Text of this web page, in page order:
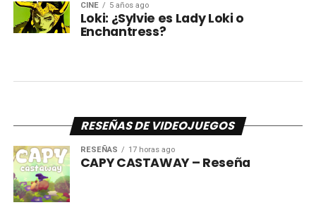
CINE 5 años ago
Loki: ¿Sylvie es Lady Loki o
Enchantress?
RESEÑAS DE VIDEOJUEGOS
RESEÑAS 17 horas ago
CAPY CASTAWAY – Reseña